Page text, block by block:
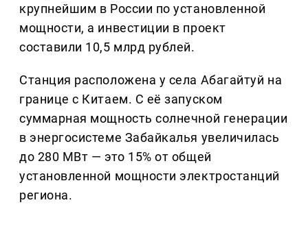
крупнейшим в России по установленной
мощности, а инвестиции в проект
составили 10,5 млрд рублей.
Станция расположена у села Абагайтуй на
границе с Китаем. С её запуском
суммарная мощность солнечной генерации
в энергосистеме Забайкалья увеличилась
до 280 МВт — это 15% от общей
установленной мощности электростанций
региона.